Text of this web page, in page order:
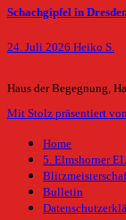
Schachgipfel in
24. Juli 2026 Heiko S.
Haus der Begegnung,
Mit Stolz präsentiert
Home
5. Elmshorner
Bulletin